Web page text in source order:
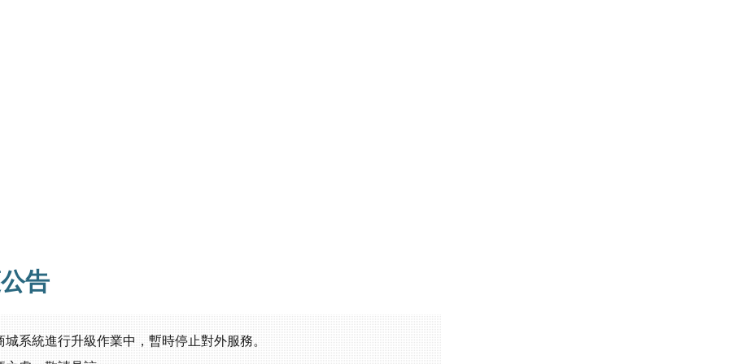
告
城系統進行升級作業中，暫時停止對外服務。